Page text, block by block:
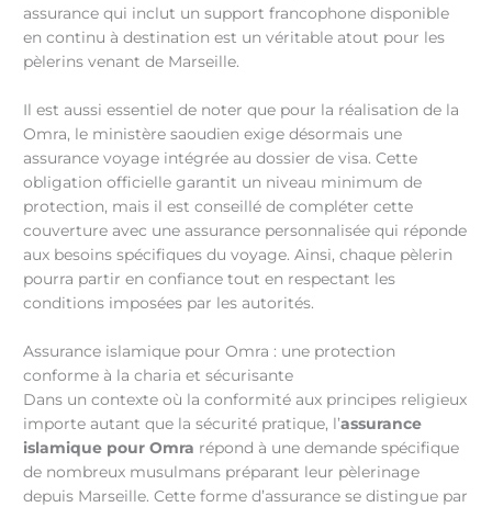
assurance qui inclut un support francophone disponible
en continu à destination est un véritable atout pour les
pèlerins venant de Marseille.
Il est aussi essentiel de noter que pour la réalisation de la
Omra, le ministère saoudien exige désormais une
assurance voyage intégrée au dossier de visa. Cette
obligation officielle garantit un niveau minimum de
protection, mais il est conseillé de compléter cette
couverture avec une assurance personnalisée qui réponde
aux besoins spécifiques du voyage. Ainsi, chaque pèlerin
pourra partir en confiance tout en respectant les
conditions imposées par les autorités.
Assurance islamique pour Omra : une protection
conforme à la charia et sécurisante
Dans un contexte où la conformité aux principes religieux
importe autant que la sécurité pratique, l’assurance
islamique pour Omra répond à une demande spécifique
de nombreux musulmans préparant leur pèlerinage
depuis Marseille. Cette forme d’assurance se distingue par